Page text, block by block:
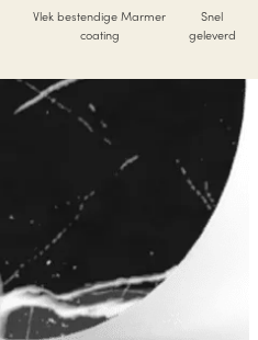
Vlek bestendige Marmer
coating
Snel
geleverd